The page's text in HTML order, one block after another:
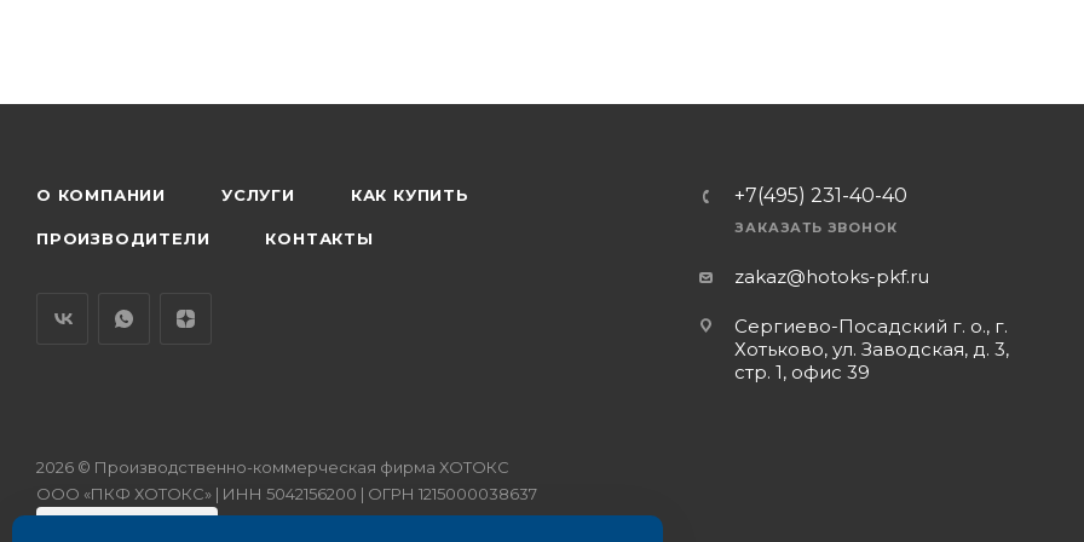
О КОМПАНИИ УСЛУГИ КАК КУПИТЬ
ПРОИЗВОДИТЕЛИ КОНТАКТЫ
+7(495) 231-40-40
ЗАКАЗАТЬ ЗВОНОК
zakaz@hotoks-pkf.ru
Сергиево-Посадский г. о., г.
Хотьково, ул. Заводская, д. 3,
стр. 1, офис 39
2026 © Производственно-коммерческая фирма ХОТОКС
ООО «ПКФ ХОТОКС» | ИНН 5042156200 | ОГРН 1215000038637